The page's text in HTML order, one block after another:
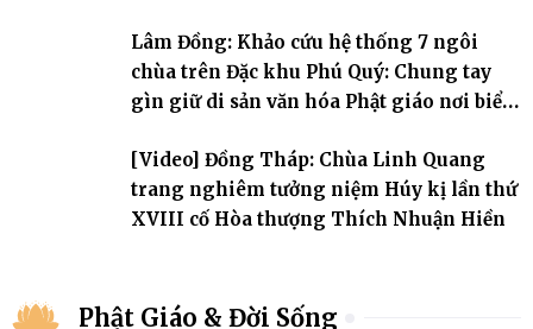
Lâm Đồng: Khảo cứu hệ thống 7 ngôi
chùa trên Đặc khu Phú Quý: Chung tay
gìn giữ di sản văn hóa Phật giáo nơi biển
[Video] Đồng Tháp: Chùa Linh Quang
trang nghiêm tưởng niệm Húy kị lần thứ
XVIII cố Hòa thượng Thích Nhuận Hiền
Phật Giáo & Đời Sống